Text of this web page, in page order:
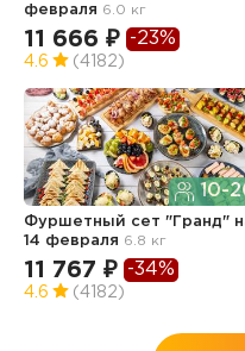
февраля 6.0 кг
11 666 ₽ -23%
4.6 (4182)
10-
Фуршетный сет "Гранд"
14 февраля 6.8 кг
11 767 ₽ -34%
4.6 (4182)